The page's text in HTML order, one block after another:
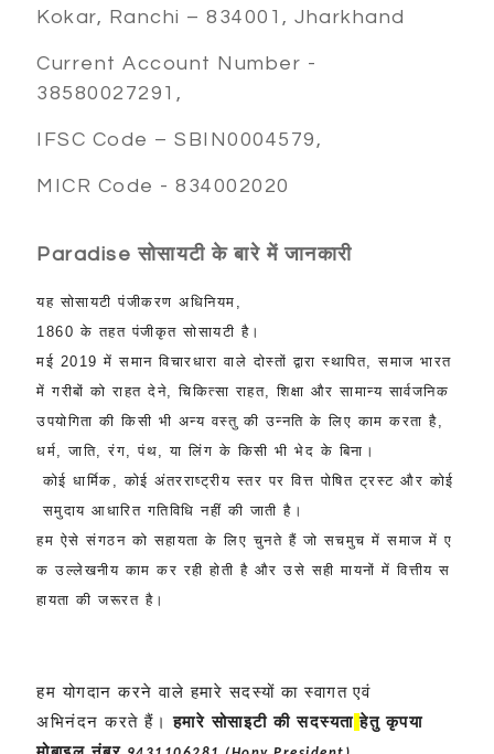
Kokar, Ranchi – 834001, Jharkhand
Current Account Number -
38580027291,
IFSC Code – SBIN0004579,
MICR Code - 834002020
Paradiseसोसायटी के बारे में जानकारी
यह सोसायटी पंजीकरण अधिनियम ,
1860के तहत पंजीकृत सोसायटी है।
मई 2019में समान विचारधारा वाले दोस्तों द्वारा स्थापित,समाज भारत
में गरीबों को राहत देने,चिकित्सा राहत,शिक्षा और सामान्य सार्वजनिक
उपयोगिता की किसी भी अन्य वस्तु की उन्नति के लिए काम करता है,
धर्म,जाति,रंग,पंथ,या लिंग के किसी भी भेद के बिना।
कोई धार्मिक ,कोई अंतरराष्ट्रीय स्तर पर वित्त पोषित ट्रस्ट और कोई
समुदाय आधारित गतिविधि नहीं की जाती है।
हम ऐसे संगठन को सहायता के लिए चुनते हैं जो सचमुच में समाज में ए
क उल्लेखनीय काम कर रही होती है और उसे सही मायनों में वित्तीय स
हायता की जरूरत है।
हम योगदान करने वाले हमारे सदस्यों का स्वागत एवं
अभिनंदन करते हैं।हमारे सोसाइटी की सदस्यता हेतु कृपया